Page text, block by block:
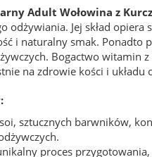
Adult Wołowina z
odżywiania. Jej skład
i naturalny smak. Ponadto
Bogactwo witamin
na zdrowie kości i układu
sztucznych barwników,
proces